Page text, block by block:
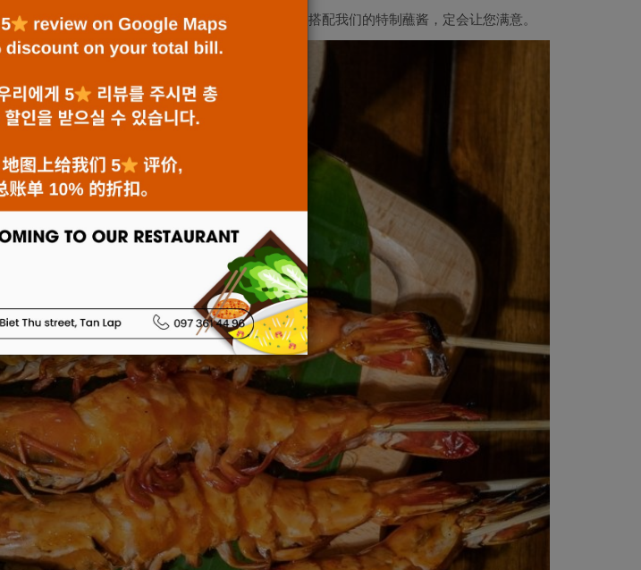
鲜美可口，完美地为您的海鲜盛宴增添了风味。搭配我们的特制蘸酱，定会让您满意。